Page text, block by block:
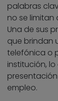
palabras
no se limitan
Una de sus
que brindan
telefónica o
institución,
empleo.